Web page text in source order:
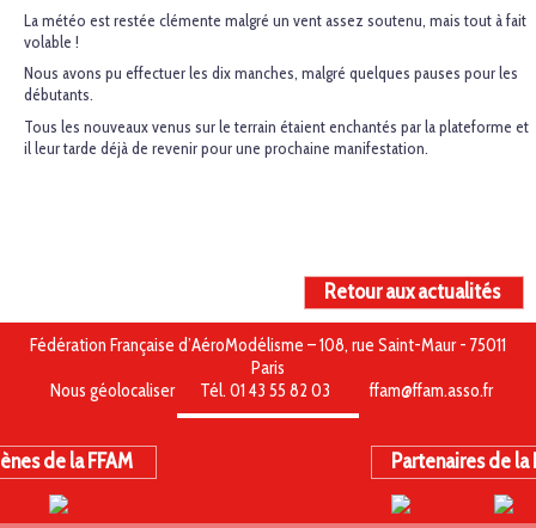
La météo est restée clémente malgré un vent assez soutenu, mais tout à fait
volable !
Nous avons pu effectuer les dix manches, malgré quelques pauses pour les
débutants.
Tous les nouveaux venus sur le terrain étaient enchantés par la plateforme et
il leur tarde déjà de revenir pour une prochaine manifestation.
Retour aux actualités
Fédération Française d’AéroModélisme – 108, rue Saint-Maur - 75011
Paris
Nous géolocaliser
Tél. 01 43 55 82 03 ffam@ffam.asso.fr
de la FFAM Partenaires de la